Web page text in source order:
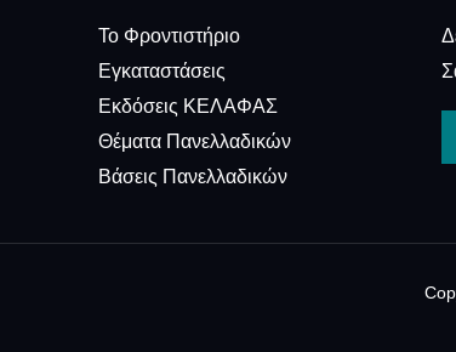
Το Φροντιστήριο
Εγκαταστάσεις
Εκδόσεις ΚΕΛΑΦΑΣ
Θέματα Πανελλαδικών
Βάσεις Πανελλαδικών